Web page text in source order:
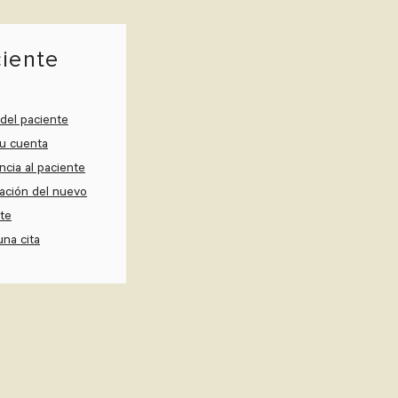
paciente
cuenta
al paciente
del nuevo
cita